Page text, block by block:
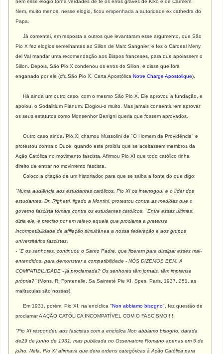
nem esse elogio torna verdades de fé os erros graves de Kiko e de Carmem.
Nem, muito menos, nesse elogio, ficou empenhada a autoridade ex cathedra do
Papa.
Já comentei, em resposta a outros que levantaram esse argumento, que São
Pio X fez elogios semelhantes ao Sillon de Marc Sangnier, e fez o Cardeal Merry
del Val mandar uma recomendação aos Bispos franceses, para que apoiassem o
Sillon. Depois, São Pio X condenou os erros do Sillon, e disse que fora
enganado por ele (cfr. São Pio X, Carta ApostólicaNotre Charge Apostolique).
Há ainda um outro caso, com o mesmo São Pio X. Ele aprovou a fundação, e
apoiou, o Sodalitium Pianum. Elogiou-o muito. Mas jamais consentiu em aprovar
os seus estatutos como Monsenhor Benigni queria que fossem aprovados.
Outro caso ainda. Pio XI chamou Mussolini de "O Homem da Providência" e
protestou contra o Duce, quando este proibiu que se aceitassem membros da
Ação Católica no movimento fascista. Afirmou Pio XI que todo católico tinha
direito de entrar no movimento fascista.
Coloco a citação de um historiador, para que se saiba a fonte do que digo:
"Numa audiência aos estudantes católicos, Pio XI os interrogou, e o líder dos
estudantes, Dr. Righetti, ligado a Montini, protestou contra as medidas que o
governo fascista tomara contra os estudantes católicos. "Entre essas últimas,
dizia ele, é preciso por em relevo aquela que proclama a pretensa
incompatibilidade de afiliação simultânea a nossa federação e aos grupos
universitários fascistas.
- "E os senhores, continuou o Santo Padre, que fizeram para dissipar esses mal-
entendidos, para demonstrar a compatibilidade - NÓS DIZEMOS BEM, A
COMPATIBILIDADE - já proclamada? Os senhores têm jornais, têm imprensa
própria?" (Mons. R. Fontenelle, Sa Sainteté Pie XI, Spes, Paris, 1937, 251, as
maiúsculas são nossas).
Em 1931, porém, Pio XI, na encíclica "Non abbiamo bisogno", fez questão de
proclamar A AÇÃO CATÓLICA INCOMPATÍVEL COM O FASCISMO !!!:
"Pio XI respondeu aos fascistas com a encíclica Non abbiamo bisogno, datada
de29 de junho de 1931, mas publicada no Osservatore Romano apenas em 5 de
julho. Nela, Pio XI afirmava que dera ordens categóricas à Ação Católica para